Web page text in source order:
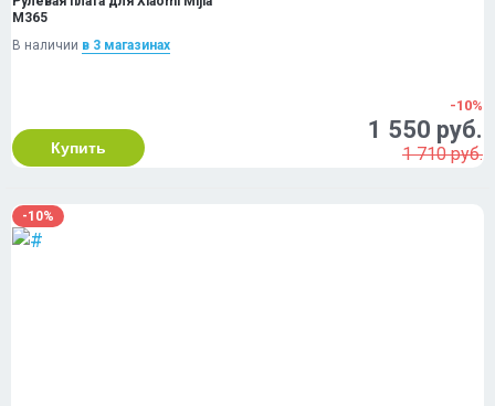
M365
В наличии в 3 магазинах
Купить
-10%
1 550 руб.
1 710 руб.
-10%